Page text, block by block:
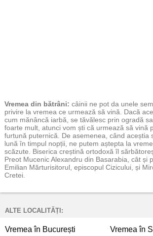
Vremea din bătrâni: câinii ne pot da unele
privire la vremea ce urmează să vină. Dacă
cum mănâncă iarbă, se tăvălesc prin ogradă
foarte mult, atunci vom ști că urmează să vină
furtună puternică. De asemenea, când aceștia
lună în timpul nopții, ne putem aștepta la
scăzute. Biserica creștină ortodoxă îl
Preot Mucenic Alexandru din Basarabia, cât și
Emilian Mărturisitorul, episcopul Cizicului, și
Cretei.
ALTE LOCALITĂȚI:
Vremea în București Vremea în